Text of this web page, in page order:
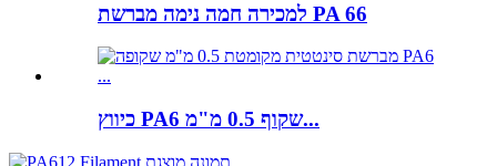
למכירה חמה נימה מברשת PA 66
כיווץ PA6 שקוף 0.5 מ"מ...